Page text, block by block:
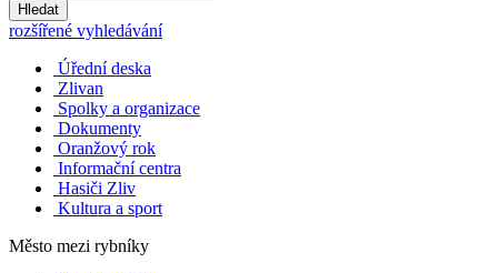
Hledat
rozšířené vyhledávání
Úřední deska
Zlivan
Spolky a organizace
Dokumenty
Oranžový rok
Informační centra
Hasiči Zliv
Kultura a sport
Město mezi rybníky